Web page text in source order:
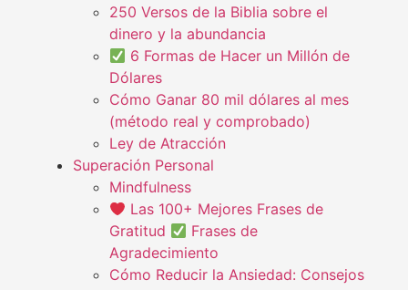
250 Versos de la Biblia sobre el
dinero y la abundancia
6 Formas de Hacer un Millón de
Dólares
Cómo Ganar 80 mil dólares al mes
(método real y comprobado)
Ley de Atracción
Superación Personal
Mindfulness
Las 100+ Mejores Frases de
Gratitud
Frases de
Agradecimiento
Cómo Reducir la Ansiedad: Consejos